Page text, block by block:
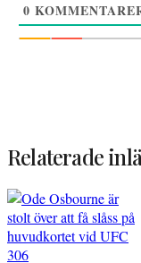
0
Relaterade